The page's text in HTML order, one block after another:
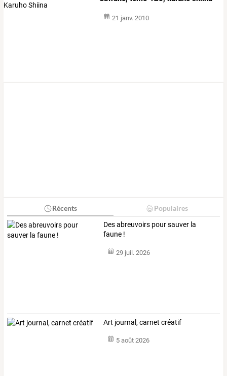
21 janv. 2010
Récents Populaires
Des abreuvoirs pour sauver la
faune !
29 juil. 2026
Art journal, carnet créatif
5 août 2026